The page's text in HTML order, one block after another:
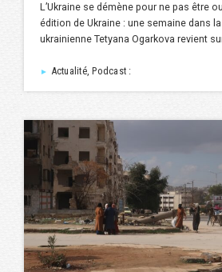
L’Ukraine se démène pour ne pas être
édition de Ukraine : une semaine dans
ukrainienne Tetyana Ogarkova revient
► Actualité, Podcast :